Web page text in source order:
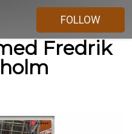
FOLLOW
Fredrik